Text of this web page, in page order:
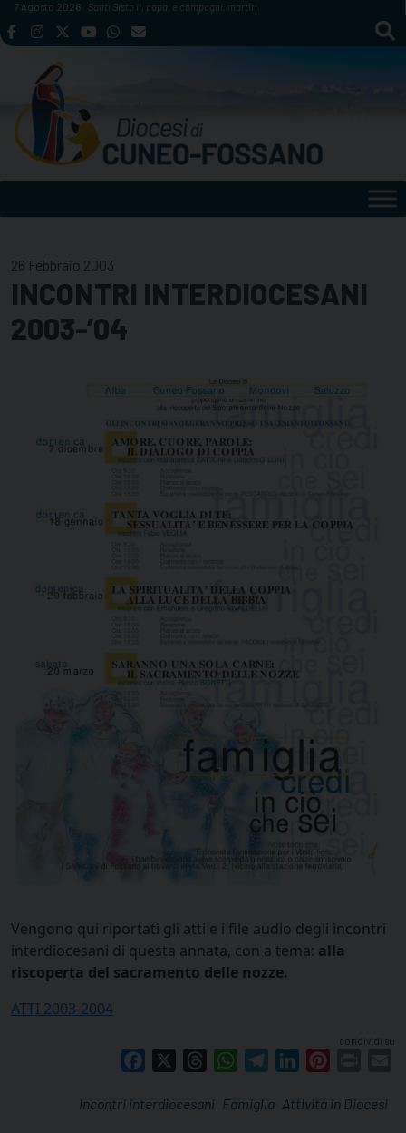
Skip
to
7 Agosto 2026 Santi Sisto II, papa, e compagni, martiri
26 Febbraio 2003
INCONTRI INTERDIOCESANI
2003-’04
Vengono qui riportati gli atti e i file audio degli incontri
interdiocesani di questa annata, con a tema: alla
riscoperta del sacramento delle nozze.
ATTI 2003-2004
condividi su
Facebook ThreadsWhatsAppTelegramLinkedIn
Attività in Diocesi
Famiglia
Incontri interdiocesani